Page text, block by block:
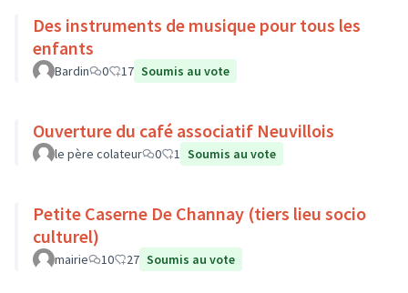
Des instruments de musique pour tous les
enfants
Bardin 0 17 Soumis au vote
Ouverture du café associatif Neuvillois
le père colateur 0 1 Soumis au vote
Petite Caserne De Channay (tiers lieu socio
culturel)
mairie 10 27 Soumis au vote